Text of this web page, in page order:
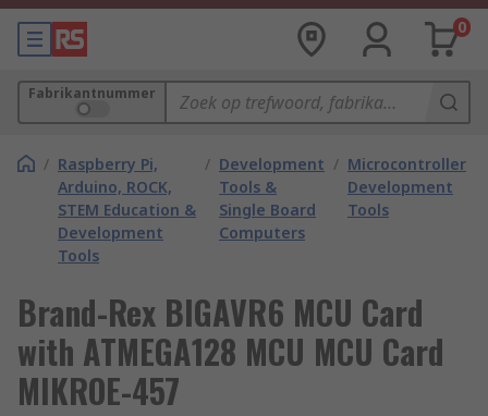
0
Fabrikantnummer
/ Raspberry Pi,
Arduino, ROCK,
STEM Education &
Development
Tools
/ Development
Tools &
Single Board
Computers
/ Microcontroller
Development
Tools
Brand-Rex BIGAVR6 MCU Card
with ATMEGA128 MCU MCU Card
MIKROE-457